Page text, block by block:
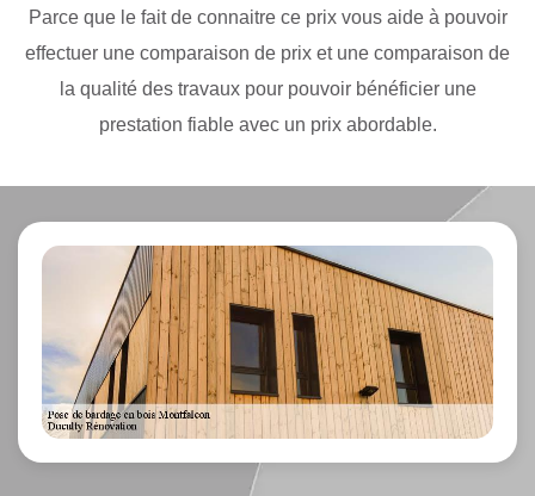
Parce que le fait de connaitre ce prix vous aide à pouvoir
effectuer une comparaison de prix et une comparaison de
la qualité des travaux pour pouvoir bénéficier une
prestation fiable avec un prix abordable.